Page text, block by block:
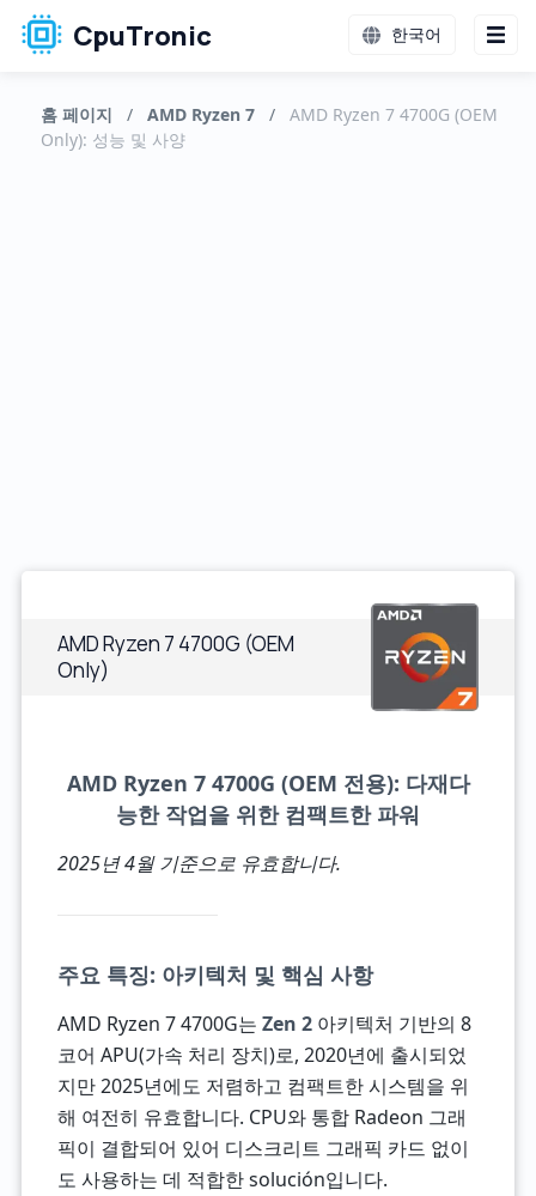
CpuTronic 한국어
홈 페이지 / AMD Ryzen 7 /
AMD Ryzen 7 4700G (OEM
Only): 성능 및 사양
AMD Ryzen 7 4700G (OEM
Only)
AMD Ryzen 7 4700G (OEM 전용): 다재다
능한 작업을 위한 컴팩트한 파워
2025년 4월 기준으로 유효합니다.
주요 특징: 아키텍처 및 핵심 사항
AMD Ryzen 7 4700G는 Zen 2아키텍처 기반의 8
코어 APU(가속 처리 장치)로, 2020년에 출시되었
지만 2025년에도 저렴하고 컴팩트한 시스템을 위
해 여전히 유효합니다. CPU와 통합 Radeon 그래
픽이 결합되어 있어 디스크리트 그래픽 카드 없이
도 사용하는 데 적합한 solución입니다.